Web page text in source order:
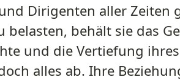
Dirigenten aller Zeiten
belasten, behält sie das
und die Vertiefung
alles ab. Ihre